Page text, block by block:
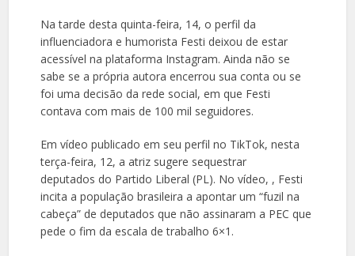
Na tarde desta quinta-feira, 14, o perfil da
influenciadora e humorista Festi deixou de estar
acessível na plataforma Instagram. Ainda não se
sabe se a própria autora encerrou sua conta ou se
foi uma decisão da rede social, em que Festi
contava com mais de 100 mil seguidores.
Em vídeo publicado em seu perfil no TikTok, nesta
terça-feira, 12, a atriz sugere sequestrar
deputados do Partido Liberal (PL). No vídeo, , Festi
incita a população brasileira a apontar um “fuzil na
cabeça” de deputados que não assinaram a PEC que
pede o fim da escala de trabalho 6×1.